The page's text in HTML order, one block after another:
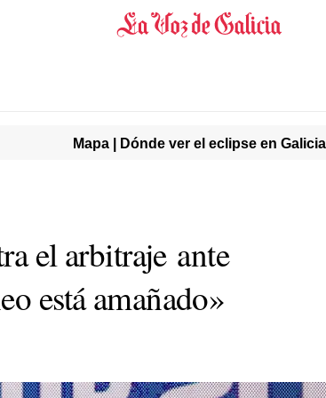
Mapa | Dónde ver el eclipse en Galicia
el arbitraje ante
está amañado»